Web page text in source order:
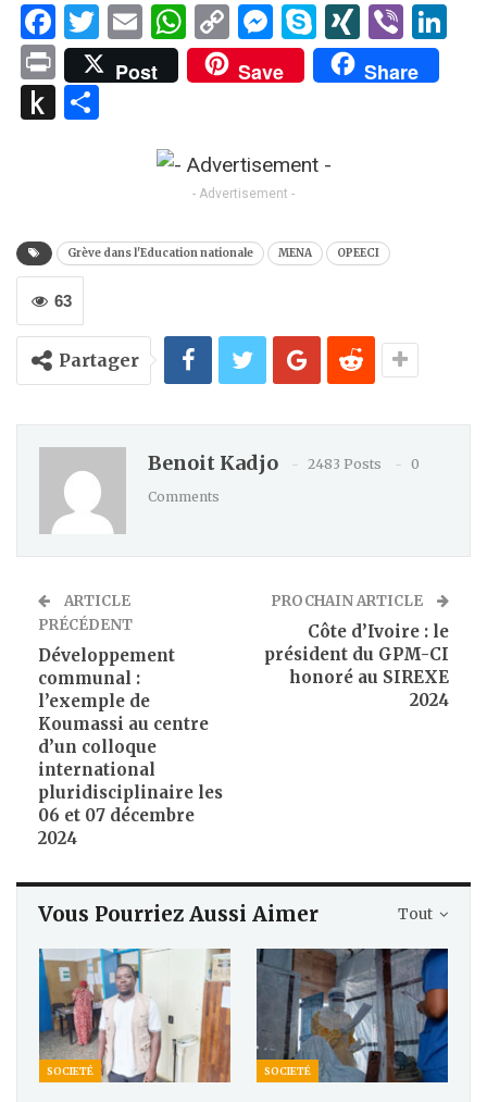
Facebook
Twitter
EmailWhatsApp
Copy
Link
Messenger
SkypeXINGViber
PrintPost Save Share
Push
- Advertisement -
Grève dans l'Education nationale MENA OPEECI
63
Partager
Benoit Kadjo 2483 Posts
0
Comments
ARTICLE
PRÉCÉDENT
Développement
communal :
l’exemple de
Koumassi au centre
d’un colloque
international
pluridisciplinaire les
06 et 07 décembre
2024
PROCHAIN ARTICLE
Côte d’Ivoire : le
président du GPM-CI
honoré au SIREXE
2024
Tout
Vous Pourriez Aussi Aimer
SOCIETÉ SOCIETÉ